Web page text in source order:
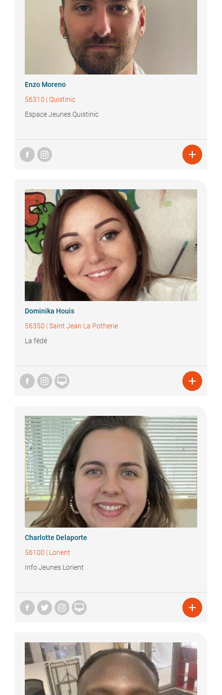
Enzo Moreno
56310 | Quistinic
Espace Jeunes Quistinic

Dominika Houis
56350 | Saint Jean La Potherie
La fédé
 
Charlotte Delaporte
56100 | Lorient
Info Jeunes Lorient
 